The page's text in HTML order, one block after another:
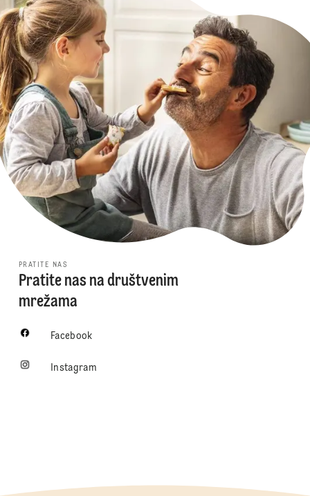
PRATITE NAS
Pratite nas na društvenim
mrežama
Facebook
Instagram